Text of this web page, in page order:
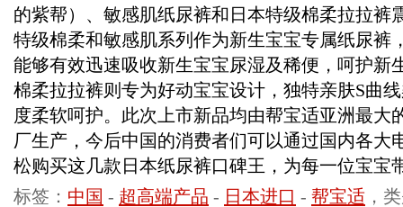
的紫帮）、敏感肌纸尿裤和日本特级棉柔拉拉裤
特级棉柔和敏感肌系列作为新生宝宝专属纸尿裤
能够有效迅速吸收新生宝宝尿湿及稀便，呵护新
棉柔拉拉裤则专为好动宝宝设计，独特亲肤S曲
度柔软呵护。此次上市新品均由帮宝适亚洲最大
厂生产，今后中国的消费者们可以通过国内各大
松购买这几款日本纸尿裤口碑王，为每一位宝宝
标签： 中国 - 超高端产品 - 日本进口 - 帮宝适 ，